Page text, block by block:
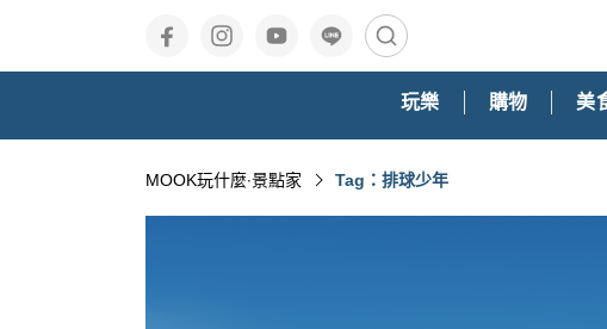
玩樂 購物 美
MOOK玩什麼‧景點家 Tag：排球少年